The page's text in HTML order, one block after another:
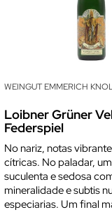
WEINGUT EMMERICH
Loibner Grüner
Federspiel
No nariz, notas
cítricas. No paladar,
suculenta e sedosa
mineralidade e subtis
especiarias. Um final